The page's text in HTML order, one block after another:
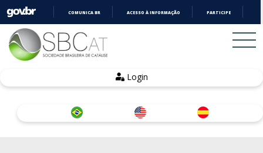
COMUNICA BR ACESSO À INFORMAÇÃO PARTICIPE
Login